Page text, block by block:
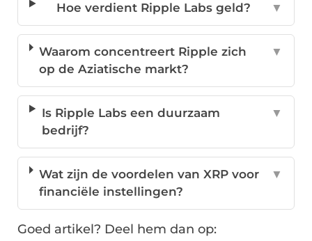
Hoe verdient Ripple Labs geld? ▼
Waarom concentreert Ripple zich
op de Aziatische markt?
▼
Is Ripple Labs een duurzaam
bedrijf?
▼
Wat zijn de voordelen van XRP voor
financiële instellingen?
▼
Goed artikel? Deel hem dan op: